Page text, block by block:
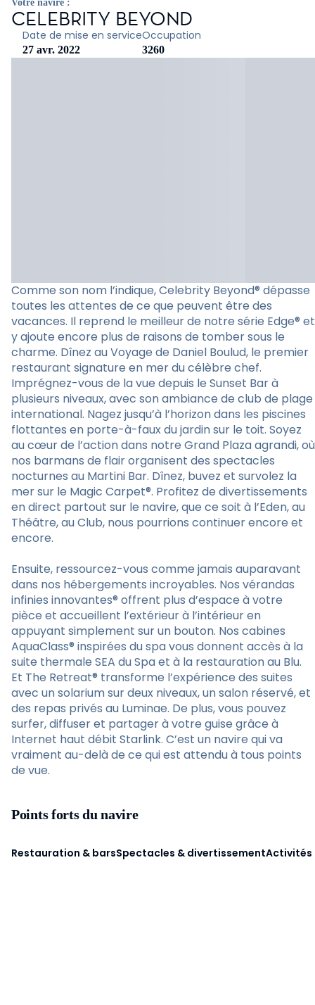
Votre navire :
CELEBRITY BEYOND
Date de mise en service
27 avr. 2022
Occupation
3260
Comme son nom l’indique, Celebrity Beyond® dépasse
toutes les attentes de ce que peuvent être des
vacances. Il reprend le meilleur de notre série Edge® et
y ajoute encore plus de raisons de tomber sous le
charme. Dînez au Voyage de Daniel Boulud, le premier
restaurant signature en mer du célèbre chef.
Imprégnez-vous de la vue depuis le Sunset Bar à
plusieurs niveaux, avec son ambiance de club de plage
international. Nagez jusqu’à l’horizon dans les piscines
flottantes en porte-à-faux du jardin sur le toit. Soyez
au cœur de l’action dans notre Grand Plaza agrandi, où
nos barmans de flair organisent des spectacles
nocturnes au Martini Bar. Dînez, buvez et survolez la
mer sur le Magic Carpet®. Profitez de divertissements
en direct partout sur le navire, que ce soit à l’Eden, au
Théâtre, au Club, nous pourrions continuer encore et
encore.
Ensuite, ressourcez-vous comme jamais auparavant
dans nos hébergements incroyables. Nos vérandas
infinies innovantes® offrent plus d’espace à votre
pièce et accueillent l’extérieur à l’intérieur en
appuyant simplement sur un bouton. Nos cabines
AquaClass® inspirées du spa vous donnent accès à la
suite thermale SEA du Spa et à la restauration au Blu.
Et The Retreat® transforme l’expérience des suites
avec un solarium sur deux niveaux, un salon réservé, et
des repas privés au Luminae. De plus, vous pouvez
surfer, diffuser et partager à votre guise grâce à
Internet haut débit Starlink. C’est un navire qui va
vraiment au-delà de ce qui est attendu à tous points
de vue.
Points forts du navire
Restauration & barsSpectacles & divertissementActivités